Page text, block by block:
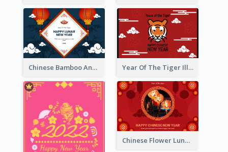
Chinese Bamboo And Lanterns New Year Greeting Card Year Of The Tiger Illustration Chinese New Year Greeting Card
Chinese Flower Lunar New Year Greeting Card